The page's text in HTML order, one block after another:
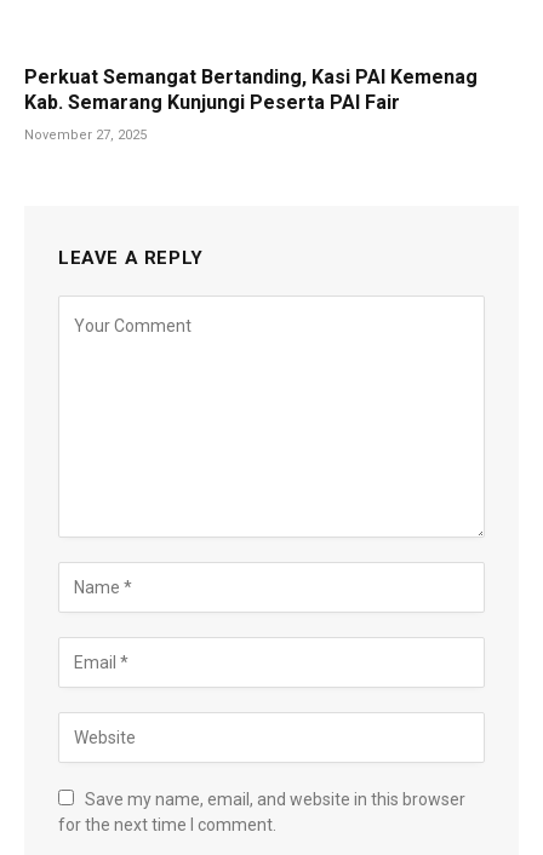
Perkuat Semangat Bertanding, Kasi PAI Kemenag
Kab. Semarang Kunjungi Peserta PAI Fair
November 27, 2025
LEAVE A REPLY
Save my name, email, and website in this browser
for the next time I comment.